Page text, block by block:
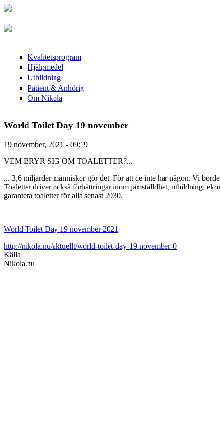
Hoppa till huvudinnehåll
Skip to navigation
Kvalitetsprogram
Hjälpmedel
Utbildning
Patient & Anhörig
Om Nikola
World Toilet Day 19 november
19 november, 2021 - 09:19
VEM BRYR SIG OM TOALETTER?...
... 3,6 miljarder människor gör det. För att de inte har någon. Vi
Toaletter driver också förbättringar inom jämställdhet, utbildning,
garantera toaletter för alla senast 2030.
World Toilet Day 19 november 2021
http://nikola.nu/aktuellt/world-toilet-day-19-november-0
Källa
Nikola.nu